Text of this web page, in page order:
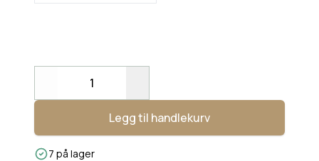
Decrease
Legg til handlekurv
7 på lager